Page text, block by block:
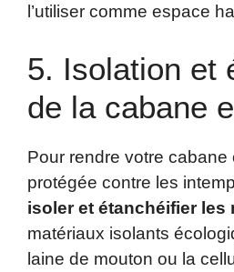
l’utiliser comme espace
5. Isolation et
de la cabane
Pour rendre votre cabane
protégée contre les
isoler et étanchéifier les
matériaux isolants
laine de mouton ou la